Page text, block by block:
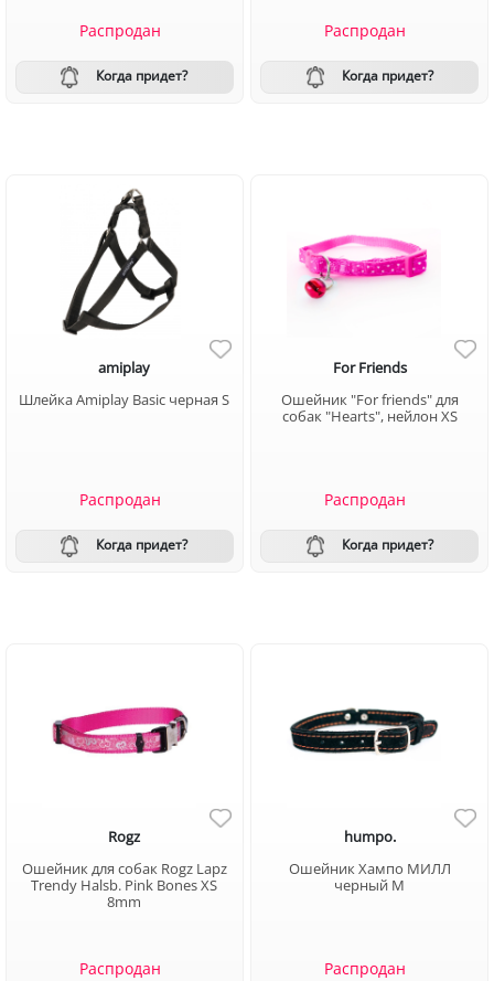
Распродан
Когда придет?
Распродан
Когда придет?
amiplay
Шлейка Amiplay Basic черная S
Распродан
Когда придет?
For Friends
Ошейник "For friends" для
собак "Hearts", нейлон XS
Распродан
Когда придет?
Rogz
Ошейник для собак Rogz Lapz
Trendy Halsb. Pink Bones XS
8mm
Распродан
humpo.
Ошейник Хампо МИЛЛ
черный M
Распродан